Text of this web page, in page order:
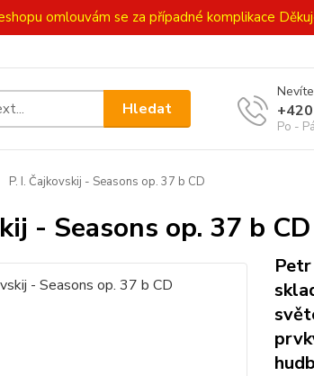
omlouvám se za případné komplikace
Hledat
Po -
P. I. Čajkovskij - Seasons op. 37 b CD
- Seasons op. 37 b CD